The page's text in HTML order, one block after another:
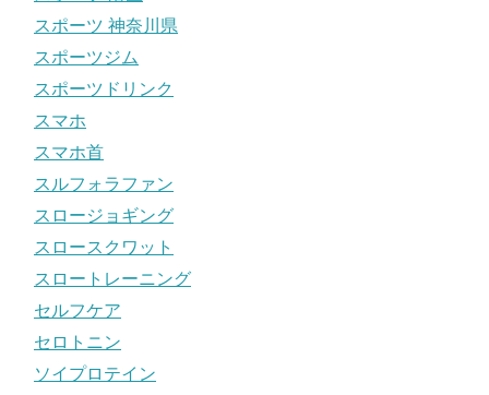
スポーツ 神奈川県
スポーツジム
スポーツドリンク
スマホ
スマホ首
スルフォラファン
スロージョギング
スロースクワット
スロートレーニング
セルフケア
セロトニン
ソイプロテイン